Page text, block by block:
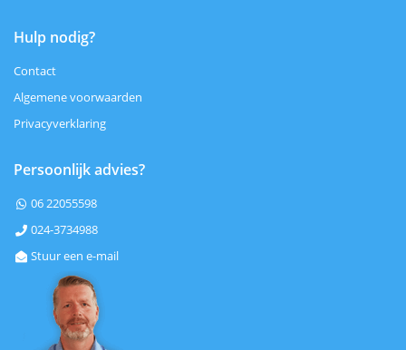
Hulp nodig?
Contact
Algemene voorwaarden
Privacyverklaring
Persoonlijk advies?
 06 22055598
 024-3734988
 Stuur een e-mail